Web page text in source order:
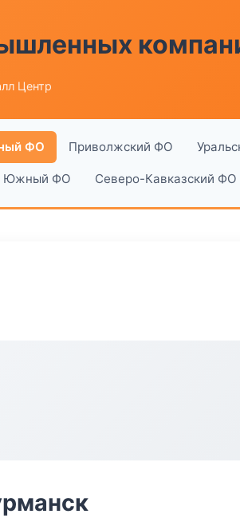
Центр
ФО Приволжский ФО
Южный ФО Северо-Кавказский ФО